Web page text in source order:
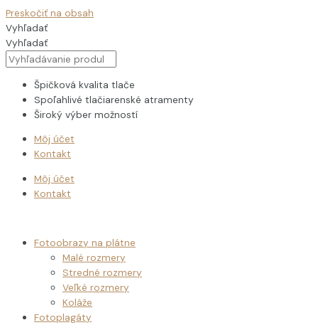
Preskočiť na obsah
Vyhľadať
Vyhľadať
Špičková kvalita tlače
Spoľahlivé tlačiarenské atramenty
Široký výber možností
Môj účet
Kontakt
Môj účet
Kontakt
Fotoobrazy na plátne
Malé rozmery
Stredné rozmery
Veľké rozmery
Koláže
Fotoplagáty